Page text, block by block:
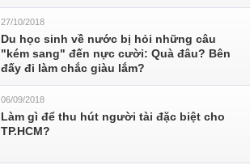
27/10/2018
Du học sinh về nước bị hỏi những câu
"kém sang" đến nực cười: Quà đâu? Bên
đấy đi làm chắc giàu lắm?
06/09/2018
Làm gì để thu hút người tài đặc biệt cho
TP.HCM?